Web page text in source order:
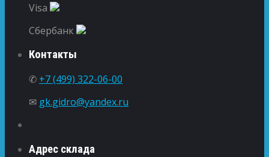
Visa
Сбербанк
Контакты
✆ +7 (499) 322-06-00
✉ gk.gidro@yandex.ru
Адрес склада